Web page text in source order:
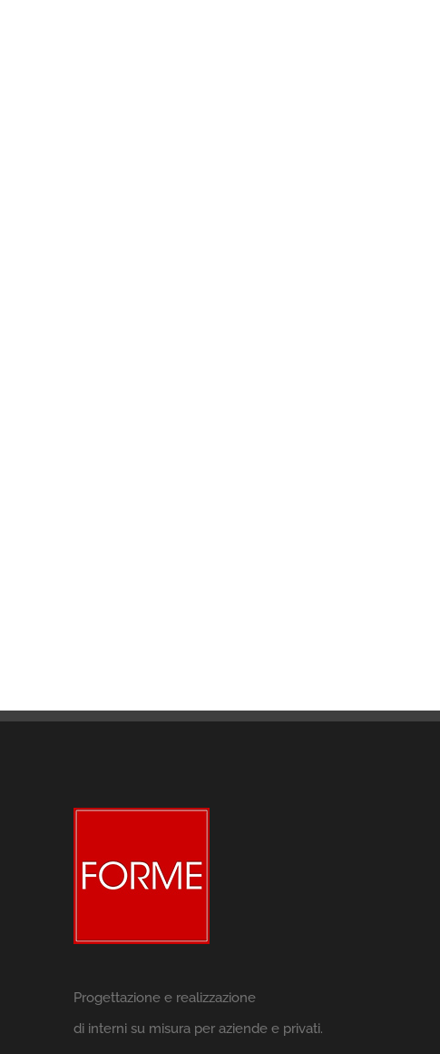
Progettazione e realizzazione
di interni su misura per aziende e privati.